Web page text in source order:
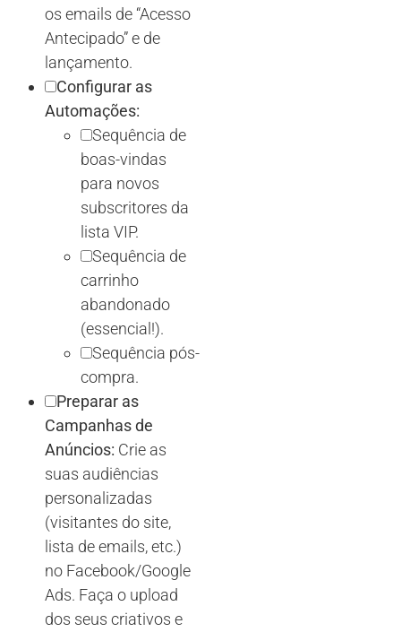
os emails de “Acesso
Antecipado” e de
lançamento.
Configurar as
Automações:
Sequência de
boas-vindas
para novos
subscritores da
lista VIP.
Sequência de
carrinho
abandonado
(essencial!).
Sequência pós-
compra.
Preparar as
Campanhas de
Anúncios: Crie as
suas audiências
personalizadas
(visitantes do site,
lista de emails, etc.)
no Facebook/Google
Ads. Faça o upload
dos seus criativos e